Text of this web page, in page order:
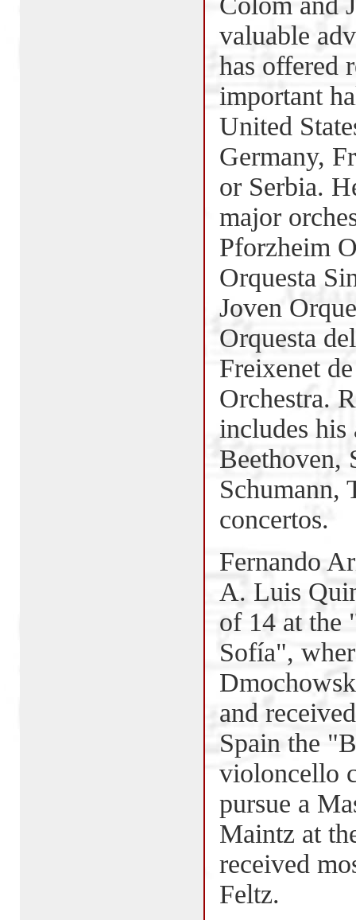
valuable
has offered
important
United
Germany,
or Serbia.
major
Pforzheim
Orquesta
Joven
Orquesta
Freixenet
Orchestra.
includes
Beethoven,
Schumann,
concertos.
Fernando
A. Luis
of 14 at the
Sofía",
and
Spain the
violoncello
pursue a
Maintz at
received
Feltz.